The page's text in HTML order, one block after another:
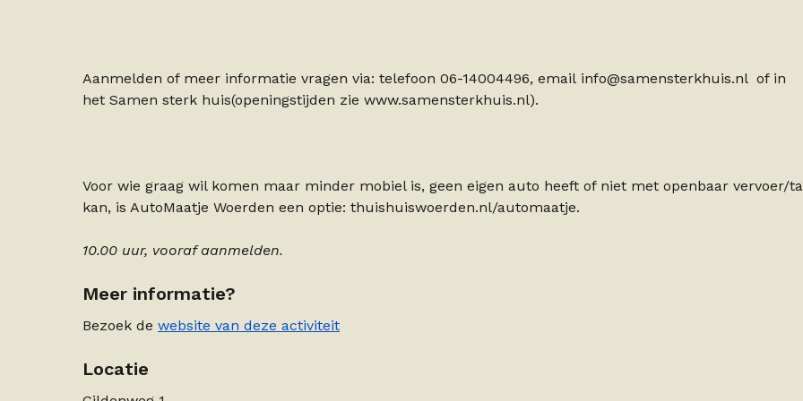
Aanmelden of meer informatie vragen via: telefoon 06-14004496, email info@samensterkhuis.nl of in
het Samen sterk huis(openingstijden zie www.samensterkhuis.nl).
Voor wie graag wil komen maar minder mobiel is, geen eigen auto heeft of niet met openbaar vervoer/
kan, is AutoMaatje Woerden een optie: thuishuiswoerden.nl/automaatje.
10.00 uur, vooraf aanmelden.
Meer informatie?
Bezoek de website van deze activiteit
Locatie